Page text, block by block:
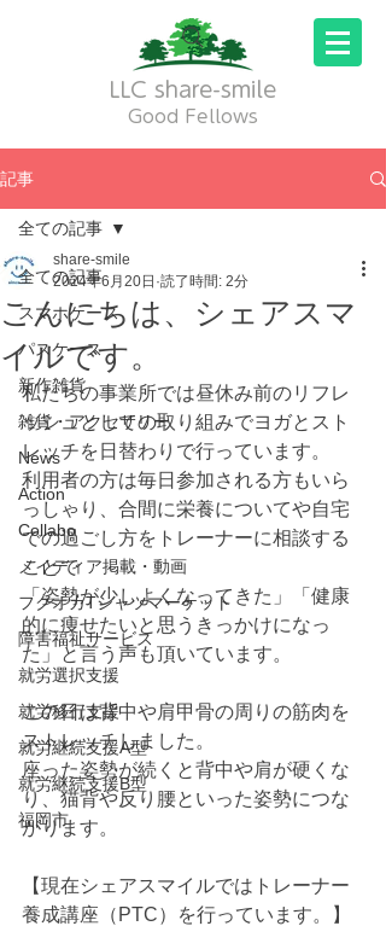
LLC share-smile
Good Fellows
記事
全ての記事
スマホケース
パスケース
新作雑貨
雑貨・アクセサリー
News
Action
Collabo
メイディア掲載・動画
フクオカTシャツマーケット
障害福祉サービス
就労選択支援
就労移行支援
就労継続支援A型
就労継続支援B型
福岡市
全ての記事
こんにちは、シェアスマ
イルです。
share-smile
2024年6月20日 読了時間: 2分
私たちの事業所では昼休み前のリフレ
ッシュとしての取り組みでヨガとスト
レッチを日替わりで行っています。
利用者の方は毎日参加される方もいら
っしゃり、合間に栄養についてや自宅
での過ごし方をトレーナーに相談する
ことで
「姿勢が少しよくなってきた」「健康
的に痩せたいと思うきっかけになっ
た」と言う声も頂いています。
この日は背中や肩甲骨の周りの筋肉を
ストレッチしました。
座った姿勢が続くと背中や肩が硬くな
り、猫背や反り腰といった姿勢につな
がります。
【現在シェアスマイルではトレーナー
養成講座（PTC）を行っています。】